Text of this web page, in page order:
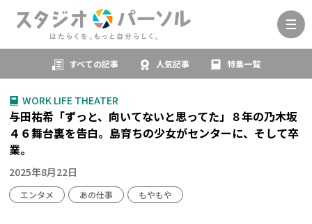
すべての記事 人気記事 特集一覧
WORK LIFE THEATER
与田祐希「ずっと、向いてないと思ってた」８年の乃木坂
４６舞台裏を告白。島育ちの少女がセンターに、そして卒
業。
2025年8月22日
エンタメ あの仕事 もやもや